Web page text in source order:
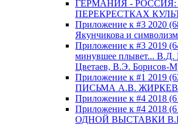
ГЕРМАНИЯ - РОССИЯ:
ПЕРЕКРЕСТКАХ
Приложение к #3 2020
Якунчикова и
Приложение к #3 2019
минувшее плывет...
Цветаев, В.Э. Борисов-
Приложение к #1 2019
ПИСЬМА А.В.
Приложение к #4 2018
Приложение к #4 2018
ОДНОЙ ВЫСТАВКИ